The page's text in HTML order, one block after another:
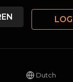
Dutch